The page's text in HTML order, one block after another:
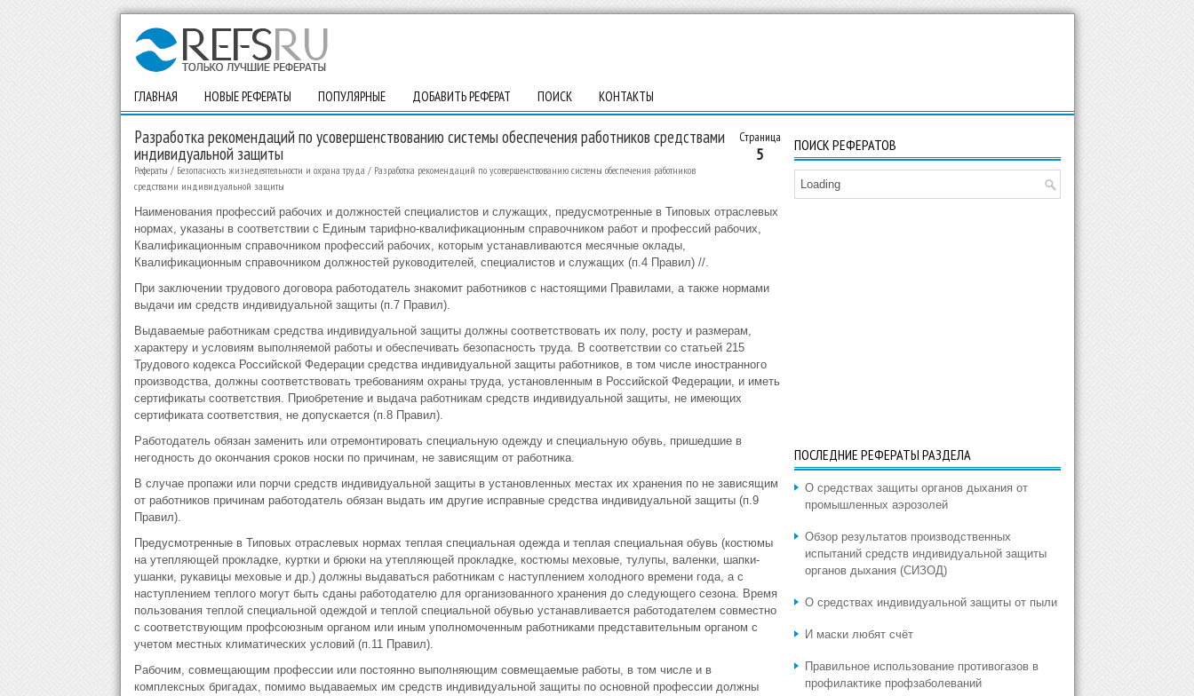
ГЛАВНАЯ НОВЫЕ РЕФЕРАТЫ ПОПУЛЯРНЫЕ ДОБАВИТЬ РЕФЕРАТ ПОИСК КОНТАКТЫ
Страница
5
Разработка рекомендаций по усовершенствованию системы обеспечения работников средствами
индивидуальной защиты
Рефераты / Безопасность жизнедеятельности и охрана труда / Разработка рекомендаций по усовершенствованию системы обеспечения работников
средствами индивидуальной защиты
Наименования профессий рабочих и должностей специалистов и служащих, предусмотренные в Типовых отраслевых
нормах, указаны в соответствии с Единым тарифно-квалификационным справочником работ и профессий рабочих,
Квалификационным справочником профессий рабочих, которым устанавливаются месячные оклады,
Квалификационным справочником должностей руководителей, специалистов и служащих (п.4 Правил) //.
При заключении трудового договора работодатель знакомит работников с настоящими Правилами, а также нормами
выдачи им средств индивидуальной защиты (п.7 Правил).
Выдаваемые работникам средства индивидуальной защиты должны соответствовать их полу, росту и размерам,
характеру и условиям выполняемой работы и обеспечивать безопасность труда. В соответствии со статьей 215
Трудового кодекса Российской Федерации средства индивидуальной защиты работников, в том числе иностранного
производства, должны соответствовать требованиям охраны труда, установленным в Российской Федерации, и иметь
сертификаты соответствия. Приобретение и выдача работникам средств индивидуальной защиты, не имеющих
сертификата соответствия, не допускается (п.8 Правил).
Работодатель обязан заменить или отремонтировать специальную одежду и специальную обувь, пришедшие в
негодность до окончания сроков носки по причинам, не зависящим от работника.
В случае пропажи или порчи средств индивидуальной защиты в установленных местах их хранения по не зависящим
от работников причинам работодатель обязан выдать им другие исправные средства индивидуальной защиты (п.9
Правил).
Предусмотренные в Типовых отраслевых нормах теплая специальная одежда и теплая специальная обувь (костюмы
на утепляющей прокладке, куртки и брюки на утепляющей прокладке, костюмы меховые, тулупы, валенки, шапки-
ушанки, рукавицы меховые и др.) должны выдаваться работникам с наступлением холодного времени года, а с
наступлением теплого могут быть сданы работодателю для организованного хранения до следующего сезона. Время
пользования теплой специальной одеждой и теплой специальной обувью устанавливается работодателем совместно
с соответствующим профсоюзным органом или иным уполномоченным работниками представительным органом с
учетом местных климатических условий (п.11 Правил).
Рабочим, совмещающим профессии или постоянно выполняющим совмещаемые работы, в том числе и в
комплексных бригадах, помимо выдаваемых им средств индивидуальной защиты по основной профессии должны
ПОИСК РЕФЕРАТОВ
Loading
ПОСЛЕДНИЕ РЕФЕРАТЫ РАЗДЕЛА
О средствах защиты органов дыхания от
промышленных аэрозолей
Обзор результатов производственных
испытаний средств индивидуальной защиты
органов дыхания (СИЗОД)
О средствах индивидуальной защиты от пыли
И маски любят счёт
Правильное использование противогазов в
профилактике профзаболеваний